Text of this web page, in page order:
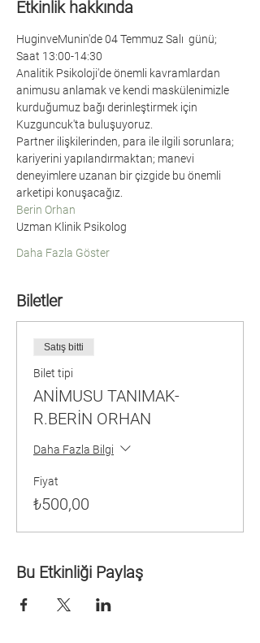
Etkinlik hakkında
HuginveMunin'de 04 Temmuz Salı  günü;
Saat 13:00-14:30
Analitik Psikoloji'de önemli kavramlardan
animusu anlamak ve kendi maskülenimizle
kurduğumuz bağı derinleştirmek için
Kuzguncuk'ta buluşuyoruz.
Partner ilişkilerinden, para ile ilgili sorunlara;
kariyerini yapılandırmaktan; manevi
deneyimlere uzanan bir çizgide bu önemli
arketipi konuşacağız.
Berin Orhan
Uzman Klinik Psikolog
Daha Fazla Göster
Biletler
Satış bitti
Bilet tipi
ANİMUSU TANIMAK-
R.BERİN ORHAN
Daha Fazla Bilgi
Fiyat
₺500,00
Bu Etkinliği Paylaş